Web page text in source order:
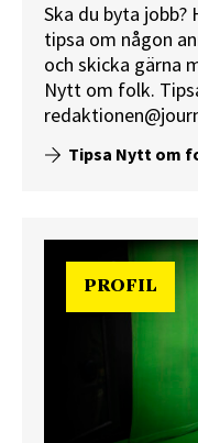
Ska du byta jobb?
tipsa om någon
och skicka gärna
Nytt om folk.
Tipsa Nytt om
PROFIL